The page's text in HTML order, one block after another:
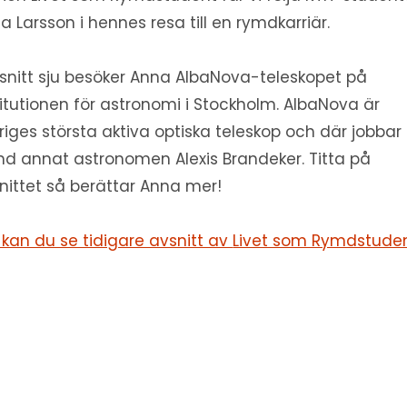
Larsson i hennes resa till en rymdkarriär.
sju besöker Anna AlbaNova-teleskopet på
för astronomi i Stockholm. AlbaNova är
största aktiva optiska teleskop och där jobbar
annat astronomen Alexis Brandeker. Titta på
så berättar Anna mer!
kan du se tidigare avsnitt av Livet som